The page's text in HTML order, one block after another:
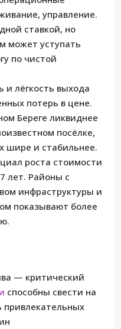
управление.
ставкой, но
может уступать
по чистой
и лёгкость выхода
потерь в цене.
Береге ликвиднее
посёлке,
шире и стабильнее.
роста стоимости
лет. Районы с
инфраструктуры и
показывают более
— критический
способны свести на
привлекательных